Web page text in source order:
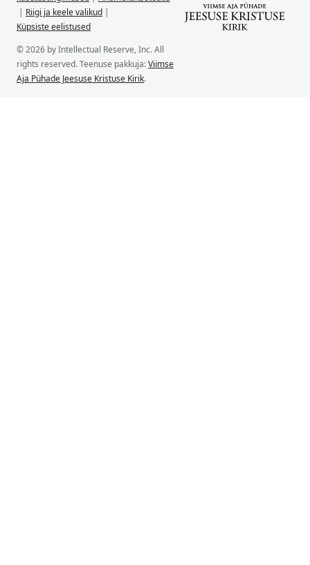
| Riigi ja keele valikud |
Küpsiste eelistused
© 2026 by Intellectual Reserve, Inc. All
rights reserved. Teenuse pakkuja:Viimse
Aja Pühade Jeesuse Kristuse Kirik.